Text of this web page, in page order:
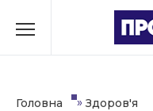
до
Головна » Здоров'я